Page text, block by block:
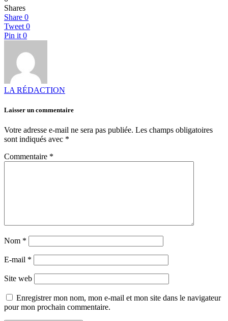
Shares
Share 0
Tweet 0
Pin it 0
LA RÉDACTION
Laisser un commentaire
Votre adresse e-mail ne sera pas publiée. Les champs obligatoires
sont indiqués avec *
Commentaire *
Nom *
E-mail *
Site web
Enregistrer mon nom, mon e-mail et mon site dans le navigateur
pour mon prochain commentaire.